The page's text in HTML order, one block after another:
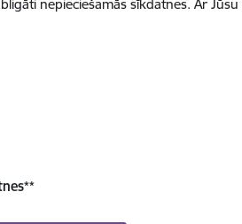
nepieciešamās sīkdatnes. Ar
**